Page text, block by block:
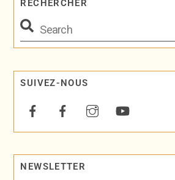
RECHERCHER
SUIVEZ-NOUS
NEWSLETTER